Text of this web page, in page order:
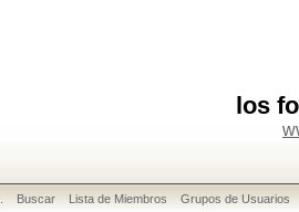
los
Buscar Lista de Miembros Grupos de Usuarios